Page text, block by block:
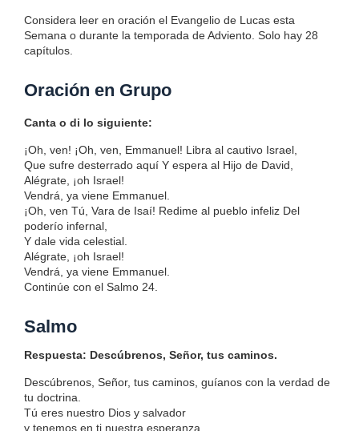
Considera leer en oración el Evangelio de Lucas esta
Semana o durante la temporada de Adviento. Solo hay 28
capítulos.
Oración en Grupo
Canta o di lo siguiente:
¡Oh, ven! ¡Oh, ven, Emmanuel! Libra al cautivo Israel,
Que sufre desterrado aquí Y espera al Hijo de David,
Alégrate, ¡oh Israel!
Vendrá, ya viene Emmanuel.
¡Oh, ven Tú, Vara de Isaí! Redime al pueblo infeliz Del
poderío infernal,
Y dale vida celestial.
Alégrate, ¡oh Israel!
Vendrá, ya viene Emmanuel.
Continúe con el Salmo 24.
Salmo
Respuesta: Descúbrenos, Señor, tus caminos.
Descúbrenos, Señor, tus caminos, guíanos con la verdad de
tu doctrina.
Tú eres nuestro Dios y salvador
y tenemos en ti nuestra esperanza.